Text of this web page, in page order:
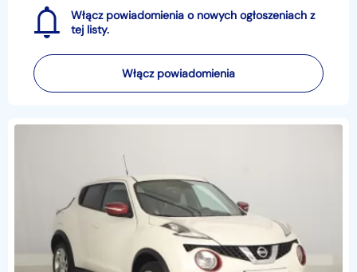
Włącz powiadomienia o nowych ogłoszeniach z
tej listy.
Włącz powiadomienia